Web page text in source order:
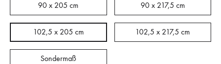
90 x 205 cm 90 x 217,5 cm
102,5 x 205 cm 102,5 x 217,5 cm
Sondermaß